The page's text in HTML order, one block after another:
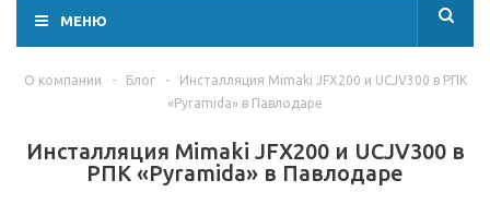
МЕНЮ
О компании - Блог -
Инсталляция Mimaki JFX200 и UCJV300 в РПК
«Pyramida» в Павлодаре
Инсталляция Mimaki JFX200 и UCJV300 в
РПК «Pyramida» в Павлодаре